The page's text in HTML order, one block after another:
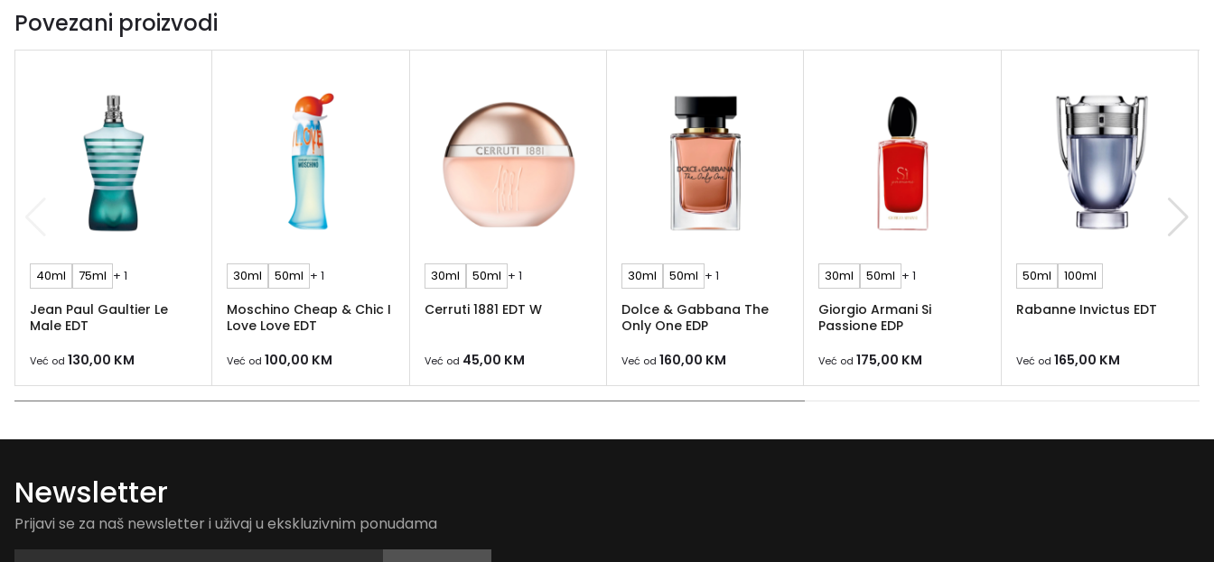
Povezani proizvodi
40ml 75ml + 1
Jean Paul Gaultier Le
Male EDT
Već od 130,00 KM
30ml 50ml + 1
Moschino Cheap & Chic I
Love Love EDT
Već od 100,00 KM
30ml 50ml + 1
Cerruti 1881 EDT W
Već od 45,00 KM
30ml 50ml + 1
Dolce & Gabbana The
Only One EDP
Već od 160,00 KM
30ml 50ml + 1
Giorgio Armani Si
Passione EDP
Već od 175,00 KM
50ml 100ml
Rabanne Invictus EDT
Već od 165,00 KM
Newsletter
Prijavi se za naš newsletter i uživaj u ekskluzivnim ponudama